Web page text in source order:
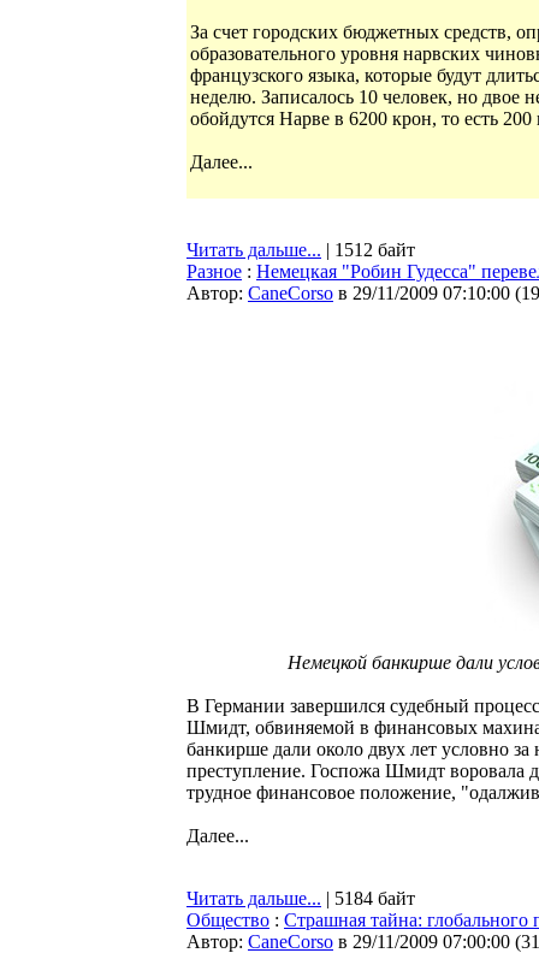
За счет городских бюджетных средств,
образовательного уровня нарвских
французского языка, которые будут
неделю. Записалось 10 человек, но двое
обойдутся Нарве в 6200 крон, то есть 200
Далее...
Читать дальше... | 1512 байт
Разное : Немецкая "Робин Гудесса"
Автор: CaneCorso в 29/11/2009 07:10:00 (
Немецкой банкирше дали
В Германии завершился судебный
Шмидт, обвиняемой в финансовых
банкирше дали около двух лет условно
преступление. Госпожа Шмидт воровала
трудное финансовое положение,
Далее...
Читать дальше... | 5184 байт
Общество : Страшная тайна: глобального
Автор: CaneCorso в 29/11/2009 07:00:00 (